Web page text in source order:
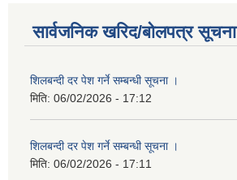
सार्वजनिक खरिद/बोलपत्र सूचना
शिलबन्दी दर पेश गर्ने सम्बन्धी सूचना ।
मिति: 06/02/2026 - 17:12
शिलबन्दी दर पेश गर्ने सम्बन्धी सूचना ।
मिति: 06/02/2026 - 17:11